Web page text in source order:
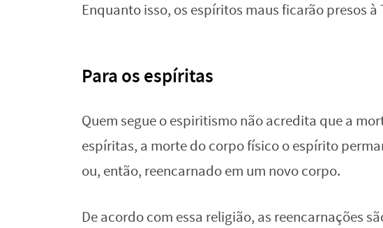
Enquanto isso, os espíritos maus ficarão presos
Para os espíritas
Quem segue o espiritismo não acredita que a
espíritas, a morte do corpo físico o espírito
ou, então, reencarnado em um novo corpo.
De acordo com essa religião, as reencarnações